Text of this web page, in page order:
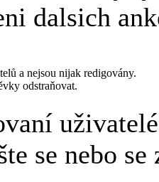
dalsich
a nejsou nijak redigovány.
odstraňovat.
se nebo